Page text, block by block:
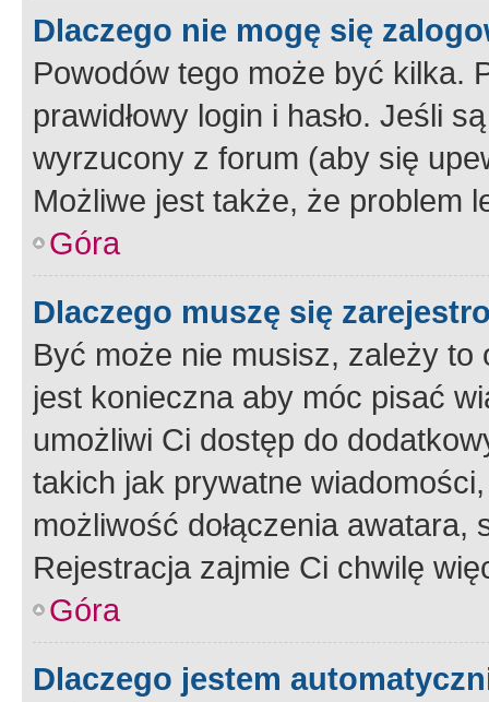
Dlaczego nie mogę się
Powodów tego może być kilka.
prawidłowy login i hasło. Jeśli
wyrzucony z forum (aby się
Możliwe jest także, że problem
Góra
Dlaczego muszę się
Być może nie musisz, zależy
jest konieczna aby móc pisać
umożliwi Ci dostęp do
takich jak prywatne
możliwość dołączenia
Rejestracja zajmie Ci chwilę
Góra
Dlaczego jestem